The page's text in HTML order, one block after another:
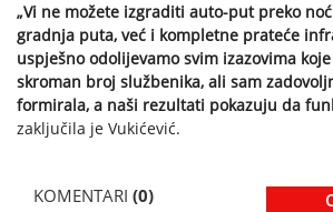
„Vi ne možete izgraditi auto-put preko
gradnja puta, već i kompletne prateće
uspješno odolijevamo svim izazovima
skroman broj službenika, ali sam
formirala, a naši rezultati pokazuju da
zaključila je Vukićević.
KOMENTARI (0)